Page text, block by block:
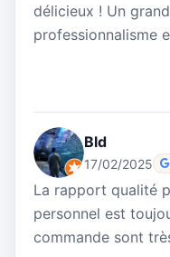
délicieux ! Un
professionnalisme
Bld
17/02/2025
La rapport qualité
personnel est
commande sont